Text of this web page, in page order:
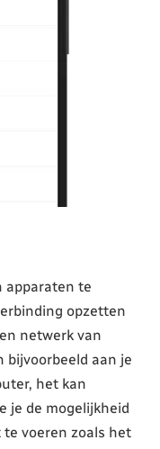
apparaten te
opzetten
netwerk van
bijvoorbeeld aan je
het kan
je de mogelijkheid
voeren zoals het